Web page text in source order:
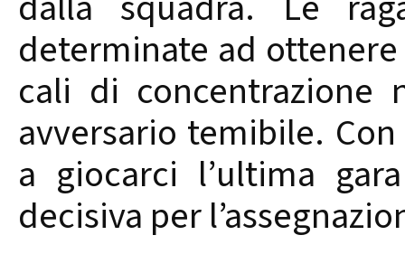
determinate ad
cali di concentrazione
avversario temibile.
a giocarci l’ultima
decisiva per